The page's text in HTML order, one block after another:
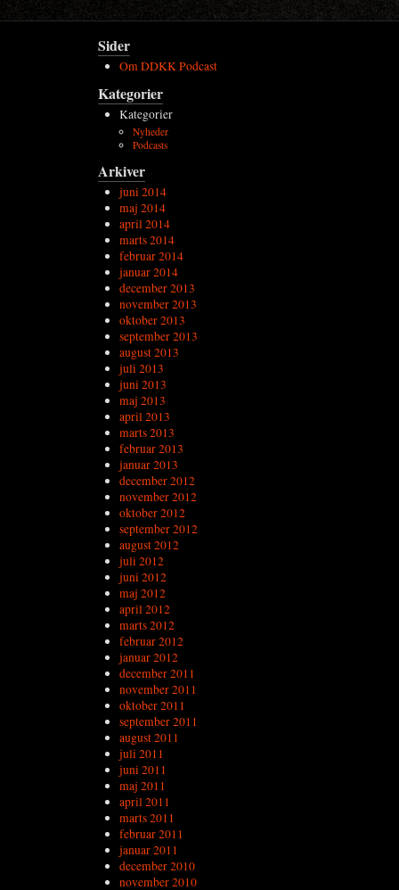
Sider
Om DDKK Podcast
Kategorier
Kategorier
Nyheder
Podcasts
Arkiver
juni 2014
maj 2014
april 2014
marts 2014
februar 2014
januar 2014
december 2013
november 2013
oktober 2013
september 2013
august 2013
juli 2013
juni 2013
maj 2013
april 2013
marts 2013
februar 2013
januar 2013
december 2012
november 2012
oktober 2012
september 2012
august 2012
juli 2012
juni 2012
maj 2012
april 2012
marts 2012
februar 2012
januar 2012
december 2011
november 2011
oktober 2011
september 2011
august 2011
juli 2011
juni 2011
maj 2011
april 2011
marts 2011
februar 2011
januar 2011
december 2010
november 2010